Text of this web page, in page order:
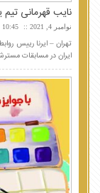
نایب قهرمانی
نوامبر 4, 2021 10:45 ق.ظ
تهران – ایرنا رییس
ایران در مسابقات